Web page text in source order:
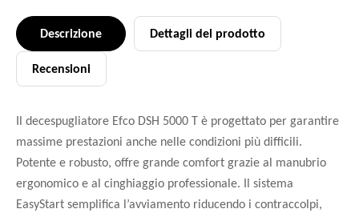
Descrizione Dettagli del prodotto
Recensioni
Il decespugliatore Efco DSH 5000 T è progettato per garantire
massime prestazioni anche nelle condizioni più difficili.
Potente e robusto, offre grande comfort grazie al manubrio
ergonomico e al cinghiaggio professionale. Il sistema
EasyStart semplifica l’avviamento riducendo i contraccolpi,